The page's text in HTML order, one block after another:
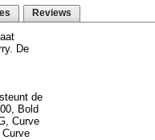
Reviews
De
de
Bold
Curve